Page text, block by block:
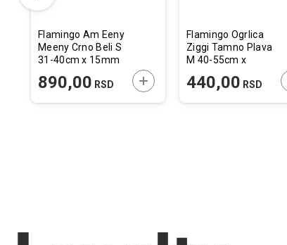
U KORPU
Flamingo Am Eeny
Meeny Crno Beli S
31-40cm x 15mm
890,00 RSD DODAJTE U KORPU
Flamingo Ogrlica
Ziggi Tamno Plava
M 40-55cm x
440,00 RSD